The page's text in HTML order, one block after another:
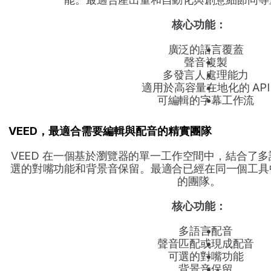
核心功能：
廣泛的語言覆蓋
聲音複製
多發言人處理能力
適用於高容量在地化的 API
可編輯的字幕工作流
VEED，最適合需要編輯與配音的精實團隊
VEED 在一個基於瀏覽器的單一工作空間中，結合了
選的對嘴功能和背景音保留。最適合已經在同一個工
的團隊。
核心功能：
多語言配音
聲音匹配或現成配音
可選的對嘴功能